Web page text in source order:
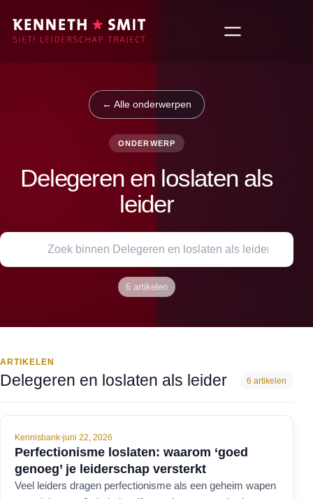
← Alle onderwerpen
ONDERWERP
Delegeren en loslaten als
leider
6 artikelen
ARTIKELEN
Delegeren en loslaten als leider 6 artikelen
Kennisbank•juni 22, 2026
Perfectionisme loslaten: waarom ‘goed
genoeg’ je leiderschap versterkt
Veel leiders dragen perfectionisme als een geheim wapen